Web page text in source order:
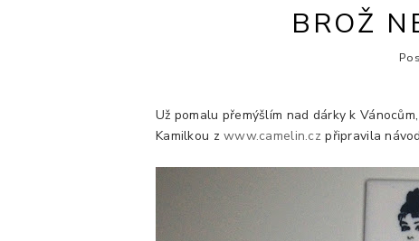
BROŽ
Už pomalu přemýšlím nad dárky k
Kamilkou zwww.camelin.cz připravila